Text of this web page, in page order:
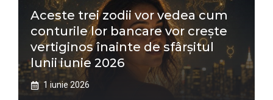
Aceste trei zodii vor vedea cum
conturile lor bancare vor crește
vertiginos înainte de sfârșitul
lunii iunie 2026
1 iunie 2026